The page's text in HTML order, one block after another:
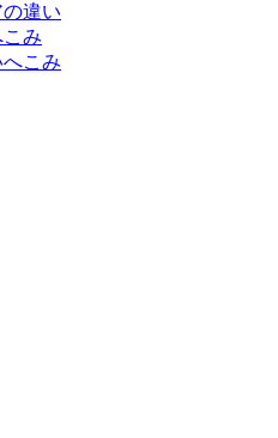
違い
み
こみ